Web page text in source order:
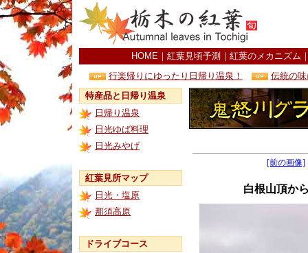
HOME ｜ 紅葉見頃予測 ｜ 紅葉のメカニズム
行楽帰りにゆったり日帰り温泉！
伝統の
特産品と日帰り温泉
日帰り温泉
日光ゆば料理
日光みやげ
紅葉見所マップ
日光・塩原
那須高原
ドライブコース
[前の画像]
白根山頂か